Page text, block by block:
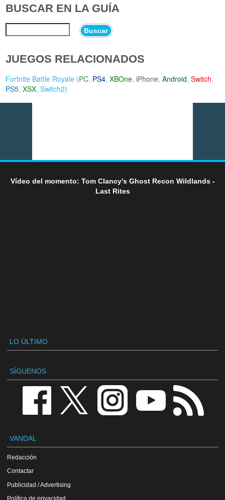
BUSCAR EN LA GUÍA
Buscar
JUEGOS RELACIONADOS
Fortnite Battle Royale (PC, PS4,XBOne,iPhone,Android,Switch,
PS5,XSX,Switch2)
Vídeo del momento: Tom Clancy's Ghost Recon Wildlands -
Last Rites
LO ÚLTIMO
SÍGUENOS
VANDAL
Redacción
Contactar
Publicidad / Advertising
Política de privacidad